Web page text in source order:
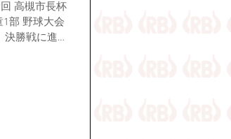
高槻市長杯
部 野球大会
勝戦に進出